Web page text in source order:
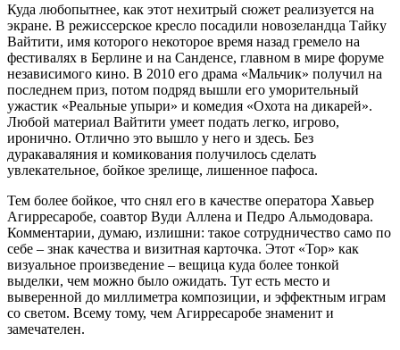
Куда любопытнее, как этот нехитрый сюжет реализуется на
экране. В режиссерское кресло посадили новозеландца Тайку
Вайтити, имя которого некоторое время назад гремело на
фестивалях в Берлине и на Санденсе, главном в мире форуме
независимого кино. В 2010 его драма «Мальчик» получил на
последнем приз, потом подряд вышли его уморительный
ужастик «Реальные упыри» и комедия «Охота на дикарей».
Любой материал Вайтити умеет подать легко, игрово,
иронично. Отлично это вышло у него и здесь. Без
дуракаваляния и комикования получилось сделать
увлекательное, бойкое зрелище, лишенное пафоса.
Тем более бойкое, что снял его в качестве оператора Хавьер
Агирресаробе, соавтор Вуди Аллена и Педро Альмодовара.
Комментарии, думаю, излишни: такое сотрудничество само по
себе – знак качества и визитная карточка. Этот «Тор» как
визуальное произведение – вещица куда более тонкой
выделки, чем можно было ожидать. Тут есть место и
выверенной до миллиметра композиции, и эффектным играм
со светом. Всему тому, чем Агирресаробе знаменит и
замечателен.